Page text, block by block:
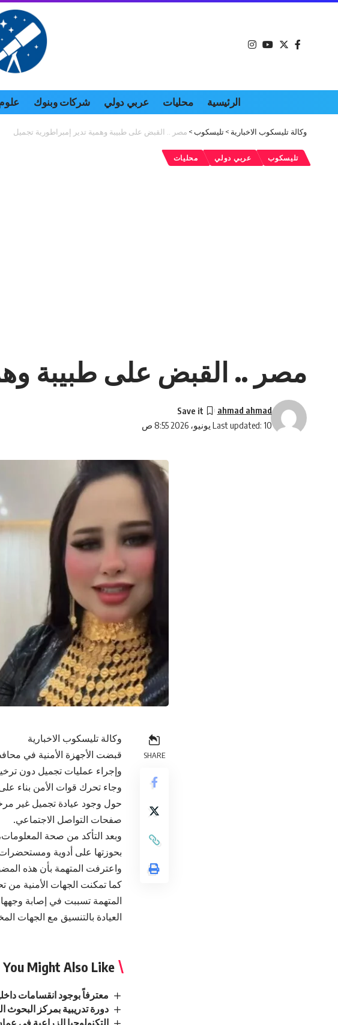
الرئيسية محليات عربي دولي شركات وبنوك
وكالة تليسكوب الاخبارية >تليسكوب> مصر .. القبض على طبيبة وهمية تدير إمبراطورية تجميل
تليسكوب عربي دولي محليات
مصر .. القبض على طبيبة
Last updated: 10 يونيو، 2026 8:55 ص
ahmad ahmad
SHARE
وكالة تليسكوب الاخبارية
قبضت الأجهزة الأمنية في
وإجراء عمليات تجميل دون
وجاء تحرك قوات الأمن بناء
حول وجود عيادة تجميل غير
صفحات التواصل الاجتماعي.
وبعد التأكد من صحة
بحوزتها على أدوية
واعترفت المتهمة بأن هذه
كما تمكنت الجهات الأمنية من
المتهمة تسببت في إصابة وجهها
العيادة بالتنسيق مع الجهات
You Might Also Like
معترفاً بوجود انقسامات
دورة تدريبية بمركز البحوث